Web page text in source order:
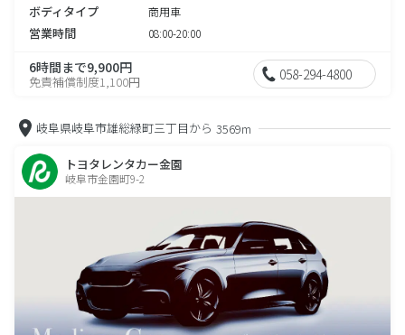
ボディタイプ 商用車
営業時間 08:00-20:00
6時間まで9,900円
免責補償制度1,100円 058-294-4800
岐阜県岐阜市雄総緑町三丁目から 3569m
トヨタレンタカー金園
岐阜市金園町9-2